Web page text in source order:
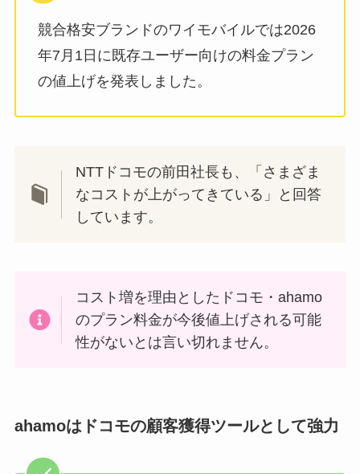
競合格安ブランドのワイモバイルでは2026
年7月1日に既存ユーザー向けの料金プラン
の値上げを発表しました。
NTTドコモの前田社長も、「さまざま
なコストが上がってきている」と回答
しています。
コスト増を理由としたドコモ・ahamo
のプラン料金が今後値上げされる可能
性がないとは言い切れません。
ahamoはドコモの顧客獲得ツールとして強力